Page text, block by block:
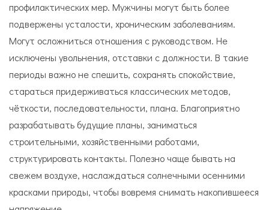
профилактических мер. Мужчины могут быть более
подвержены усталости, хроническим заболеваниям.
Могут осложниться отношения с руководством. Не
исключены увольнения, отставки с должности. В такие
периоды важно не спешить, сохранять спокойствие,
стараться придерживаться классических методов,
чёткости, последовательности, плана. Благоприятно
разрабатывать будущие планы, заниматься
строительными, хозяйственными работами,
структурировать контакты. Полезно чаще бывать на
свежем воздухе, наслаждаться солнечными осенними
красками природы, чтобы вовремя снимать накопившееся